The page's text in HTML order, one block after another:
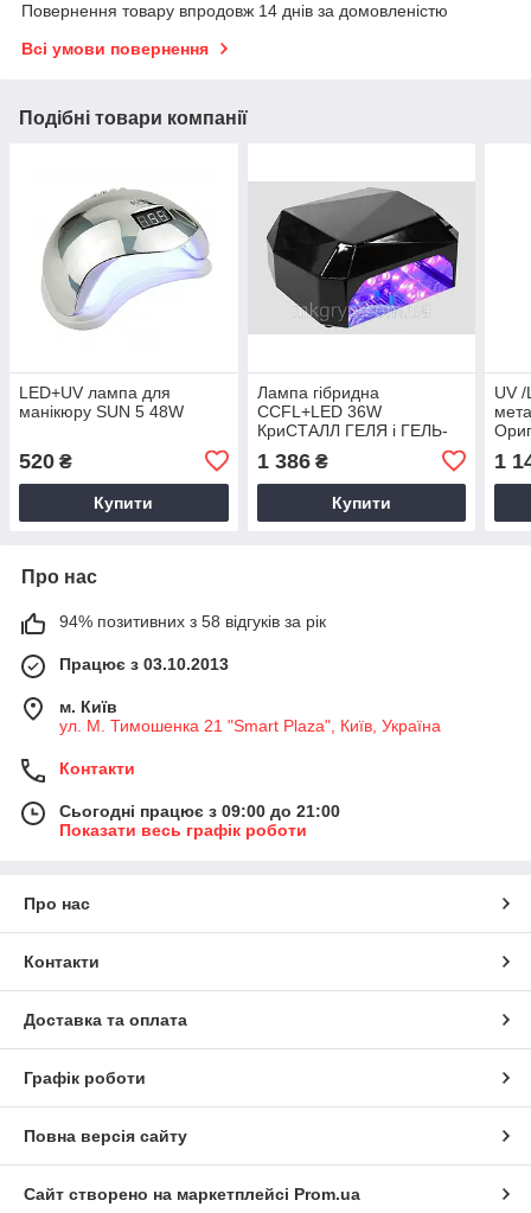
Повернення товару впродовж 14 днів за домовленістю
Всі умови повернення
Подібні товари компанії
LED+UV лампа для
манікюру SUN 5 48W
520 ₴
Купити
Лампа гібридна
CCFL+LED 36W
КриСТАЛЛ ГЕЛЯ і ГЕЛЬ-
1 386₴
Купити
UV
1
Про нас
94% позитивних з 58 відгуків за рік
Працює з 03.10.2013
м. Київ
ул. М. Тимошенка 21 "Smart Plaza", Київ, Україна
Контакти
Сьогодні працює з 09:00 до 21:00
Показати весь графік роботи
Про нас
Контакти
Доставка та оплата
Графік роботи
Повна версія сайту
Сайт створено на маркетплейсі Prom.ua